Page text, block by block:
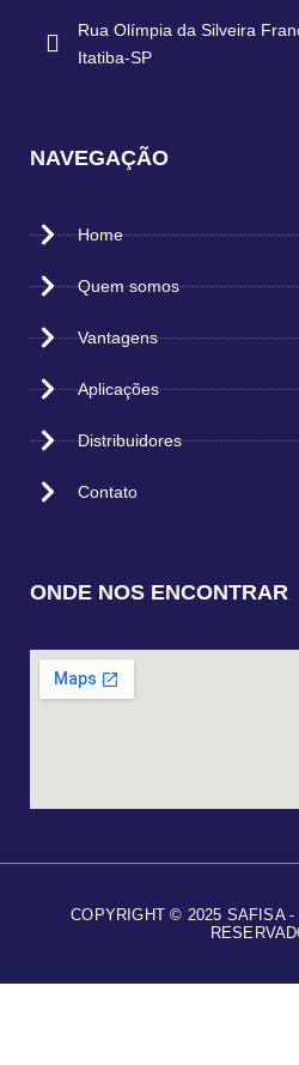
Rua Olímpia da Silveira
Itatiba-SP
NAVEGAÇÃO
Home
Quem somos
Vantagens
Aplicações
Distribuidores
Contato
ONDE NOS ENCONTRAR
COPYRIGHT © 2025 SAFISA